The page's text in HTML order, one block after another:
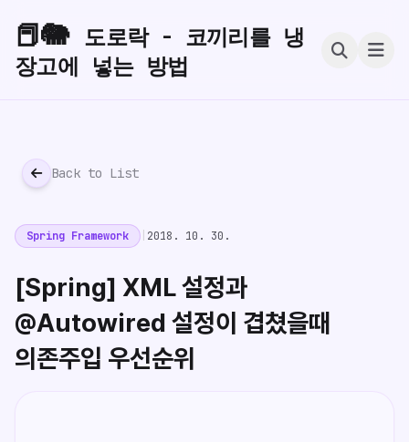
📕🐘 도로락 - 코끼리를 냉
장고에 넣는 방법
Back to List
Spring Framework 2018. 10. 30.
[Spring] XML 설정과
@Autowired 설정이 겹쳤을때
의존주입 우선순위